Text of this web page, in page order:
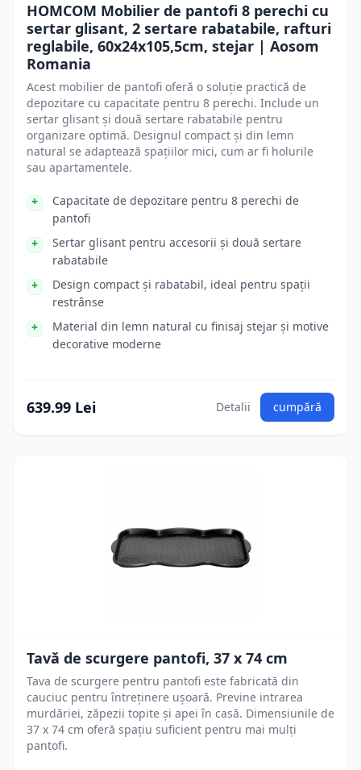
HOMCOM Mobilier de pantofi 8 perechi cu
sertar glisant, 2 sertare rabatabile, rafturi
reglabile, 60x24x105,5cm, stejar | Aosom
Romania
Acest mobilier de pantofi oferă o soluție practică de
depozitare cu capacitate pentru 8 perechi. Include un
sertar glisant și două sertare rabatabile pentru
organizare optimă. Designul compact și din lemn
natural se adaptează spațiilor mici, cum ar fi holurile
sau apartamentele.
Capacitate de depozitare pentru 8 perechi de
pantofi
Sertar glisant pentru accesorii și două sertare
rabatabile
Design compact și rabatabil, ideal pentru spații
restrânse
Material din lemn natural cu finisaj stejar și motive
decorative moderne
639.99 Lei Detalii cumpără
Tavă de scurgere pantofi, 37 x 74 cm
Tava de scurgere pentru pantofi este fabricată din
cauciuc pentru întreținere ușoară. Previne intrarea
murdăriei, zăpezii topite și apei în casă. Dimensiunile de
37 x 74 cm oferă spațiu suficient pentru mai mulți
pantofi.